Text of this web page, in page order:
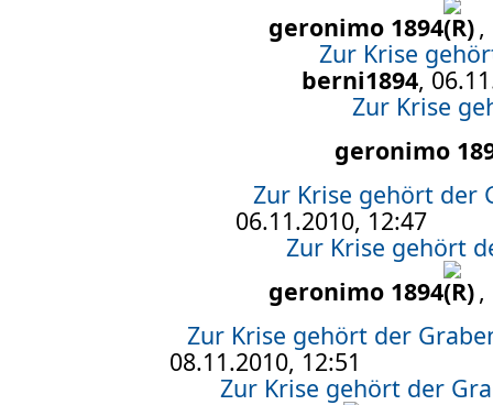
geronimo 1894
,
Zur Krise
berni1894,
Zur Krise
geronimo
Zur Krise gehört der
06.11.2010, 12:47
Zur Krise gehört
geronimo 1894
,
Zur Krise gehört der
08.11.2010, 12:51
Zur Krise gehört der